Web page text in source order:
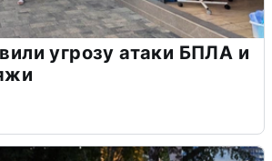
угрозу атаки БПЛА и